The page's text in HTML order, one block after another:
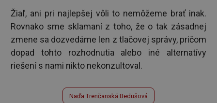
Žiaľ, ani pri najlepšej vôli to nemôžeme brať inak.
Rovnako sme sklamaní z toho, že o tak zásadnej
zmene sa dozvedáme len z tlačovej správy, pričom
dopad tohto rozhodnutia alebo iné alternatívy
riešení s nami nikto nekonzultoval.
Naďa Trenčanská Bedušová